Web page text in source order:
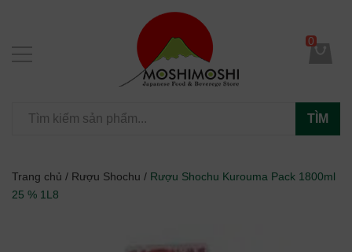
TÌM
0
Trang chủ / Rượu Shochu / Rượu Shochu Kurouma Pack 1800ml
25 % 1L8